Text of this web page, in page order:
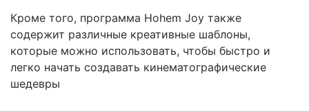
Кроме того, программа Hohem Joy также
содержит различные креативные шаблоны,
которые можно использовать, чтобы быстро и
легко начать создавать кинематографические
шедевры